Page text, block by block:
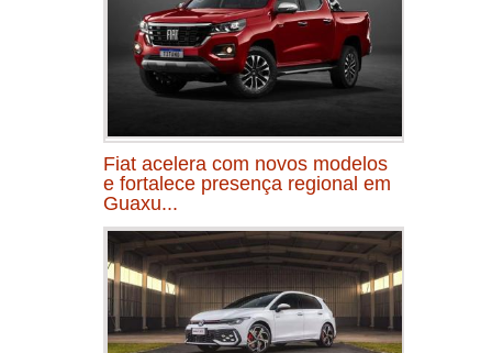
Fiat acelera com novos modelos
e fortalece presença regional em
Guaxu...